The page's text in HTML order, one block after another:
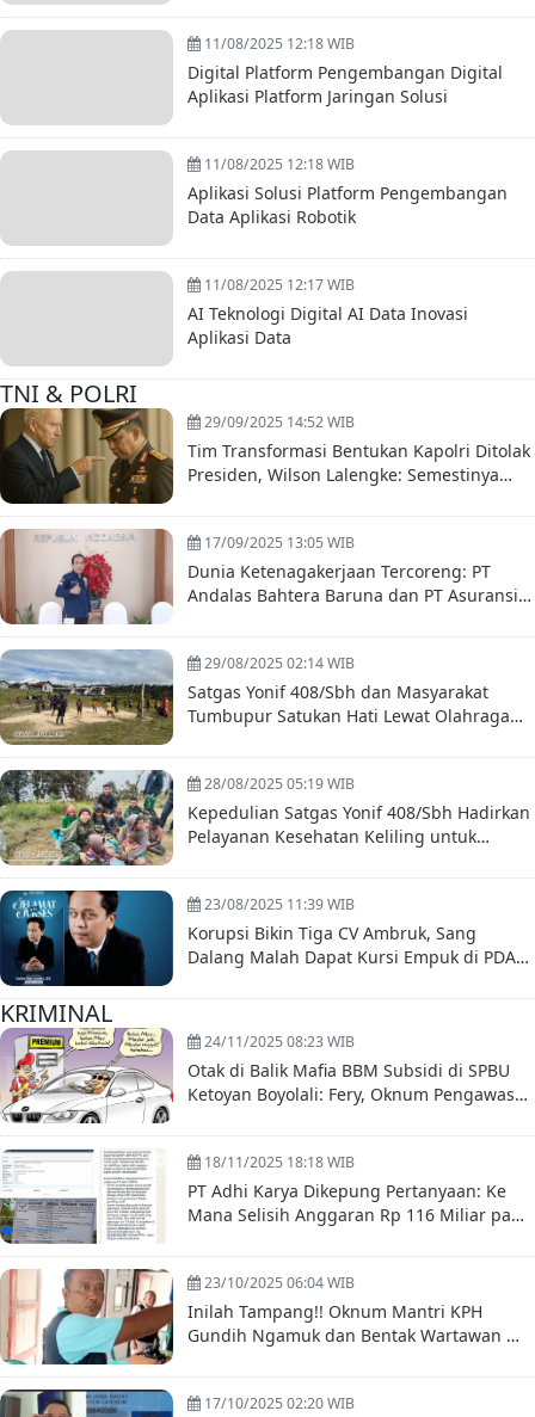
11/08/2025 12:18 WIB
Digital Platform Pengembangan Digital
Aplikasi Platform Jaringan Solusi
11/08/2025 12:18 WIB
Aplikasi Solusi Platform Pengembangan
Data Aplikasi Robotik
11/08/2025 12:17 WIB
AI Teknologi Digital AI Data Inovasi
Aplikasi Data
TNI & POLRI
29/09/2025 14:52 WIB
Tim Transformasi Bentukan Kapolri Ditolak
Presiden, Wilson Lalengke: Semestinya
17/09/2025 13:05 WIB
Dunia Ketenagakerjaan Tercoreng: PT
Andalas Bahtera Baruna dan PT Asuransi
29/08/2025 02:14 WIB
Satgas Yonif 408/Sbh dan Masyarakat
Tumbupur Satukan Hati Lewat Olahraga
28/08/2025 05:19 WIB
Kepedulian Satgas Yonif 408/Sbh Hadirkan
Pelayanan Kesehatan Keliling untuk
Papua
23/08/2025 11:39 WIB
Korupsi Bikin Tiga CV Ambruk, Sang
Dalang Malah Dapat Kursi Empuk di PDAM
KRIMINAL
24/11/2025 08:23 WIB
Otak di Balik Mafia BBM Subsidi di SPBU
Ketoyan Boyolali: Fery, Oknum Pengawas
18/11/2025 18:18 WIB
PT Adhi Karya Dikepung Pertanyaan: Ke
Mana Selisih Anggaran Rp 116 Miliar pada
23/10/2025 06:04 WIB
Inilah Tampang!! Oknum Mantri KPH
Gundih Ngamuk dan Bentak Wartawan —
17/10/2025 02:20 WIB